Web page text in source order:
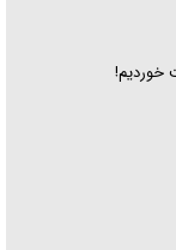
خوردیم!